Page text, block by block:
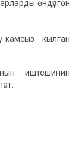
өндүргөн
камсыз кылган
иштешинин